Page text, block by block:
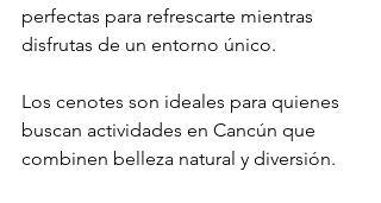
perfectas para refrescarte mientras
disfrutas de un entorno único.
Los cenotes son ideales para quienes
buscan actividades en Cancún que
combinen belleza natural y diversión.